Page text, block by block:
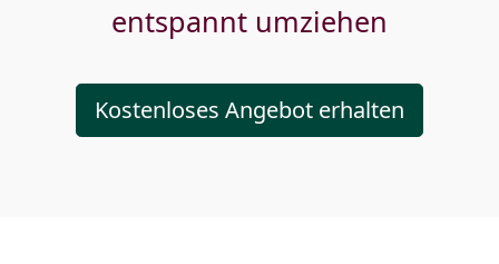
entspannt umziehen
Kostenloses Angebot erhalten